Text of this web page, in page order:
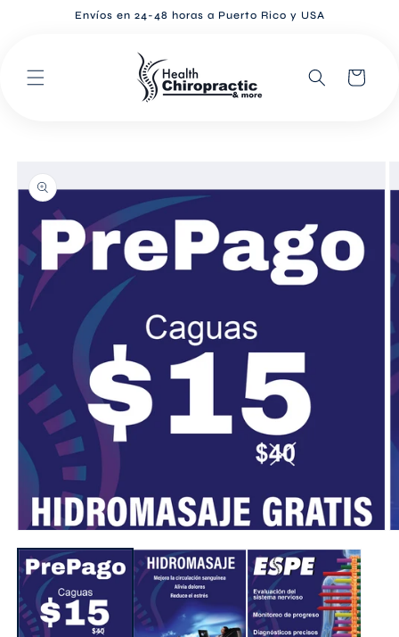
directamenteEnvíos en 24-48 horas a Puerto Rico y USA
Carrito
a la
información
del producto
elemento
multimedia
1
en
una
ventana
modal